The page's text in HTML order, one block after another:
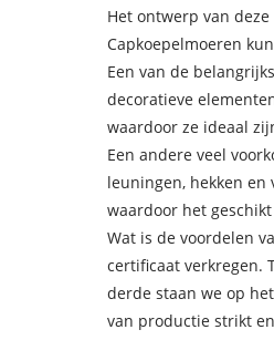
Het ontwerp van
Capkoepelmoeren
Een van de
decoratieve
waardoor ze ideaal
Een andere veel
leuningen, hekken en
waardoor het
Wat is de voordelen
certificaat verkregen.
derde staan ​​we op
van productie strikt